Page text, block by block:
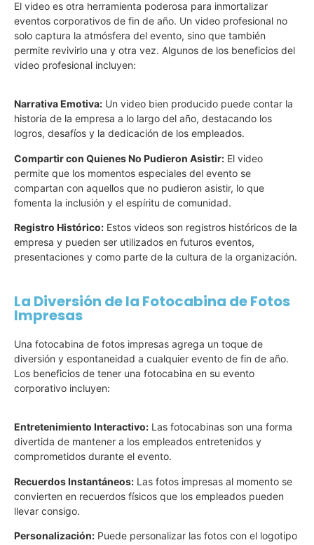
El video es otra herramienta poderosa para inmortalizar
eventos corporativos de fin de año. Un video profesional no
solo captura la atmósfera del evento, sino que también
permite revivirlo una y otra vez. Algunos de los beneficios del
video profesional incluyen:
Narrativa Emotiva: Un video bien producido puede contar la
historia de la empresa a lo largo del año, destacando los
logros, desafíos y la dedicación de los empleados.
Compartir con Quienes No Pudieron Asistir: El video
permite que los momentos especiales del evento se
compartan con aquellos que no pudieron asistir, lo que
fomenta la inclusión y el espíritu de comunidad.
Registro Histórico: Estos videos son registros históricos de la
empresa y pueden ser utilizados en futuros eventos,
presentaciones y como parte de la cultura de la organización.
La Diversión de la Fotocabina de Fotos
Impresas
Una fotocabina de fotos impresas agrega un toque de
diversión y espontaneidad a cualquier evento de fin de año.
Los beneficios de tener una fotocabina en su evento
corporativo incluyen:
Entretenimiento Interactivo: Las fotocabinas son una forma
divertida de mantener a los empleados entretenidos y
comprometidos durante el evento.
Recuerdos Instantáneos: Las fotos impresas al momento se
convierten en recuerdos físicos que los empleados pueden
llevar consigo.
Personalización: Puede personalizar las fotos con el logotipo